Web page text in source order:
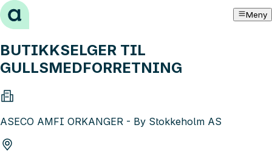
Hopp til innhold Meny
BUTIKKSELGER TIL
GULLSMEDFORRETNING
ASECO AMFI ORKANGER - By Stokkeholm AS